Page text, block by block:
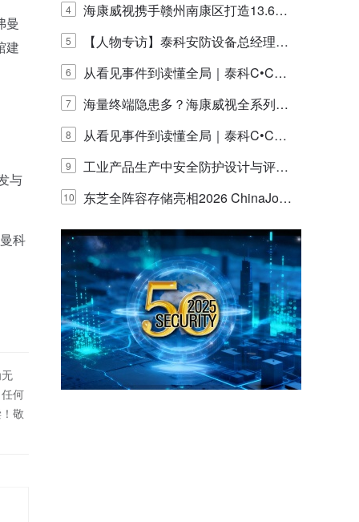
曼
建
与
科
何
敬
能培训正式启动！
4
海康威视携手赣州南康区打造13.6公
里绿波网
5
【人物专访】泰科安防设备总经理张
宁解码安防出海新范式
6
从看见事件到读懂全局｜泰科C•CUR
E IQ 3.20开启安防运营智能新时代
7
海量终端隐患多？海康威视全系列物
联安全产品，四层守护更放心！
8
从看见事件到读懂全局｜泰科C•CUR
E IQ 3.20开启安防运营智能新时代
9
工业产品生产中安全防护设计与评估
的实践与探讨
10
东芝全阵容存储亮相2026 ChinaJo
y，以海量数据底座赋能“与AI同游”新
体验